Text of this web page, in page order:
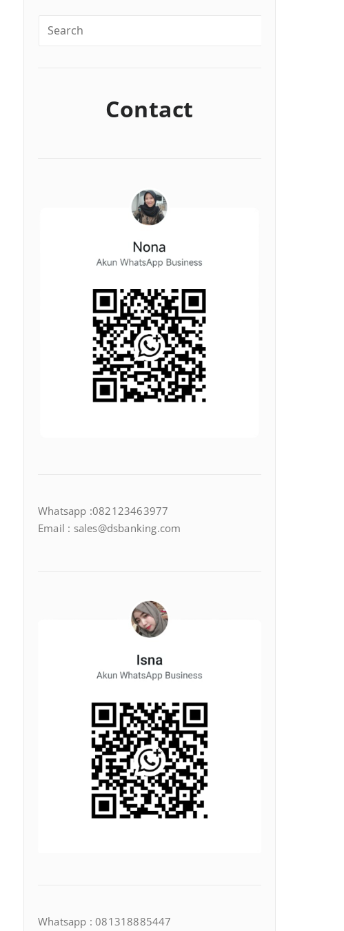
Contact
Whatsapp :082123463977
Email : sales@dsbanking.com
Whatsapp : 081318885447